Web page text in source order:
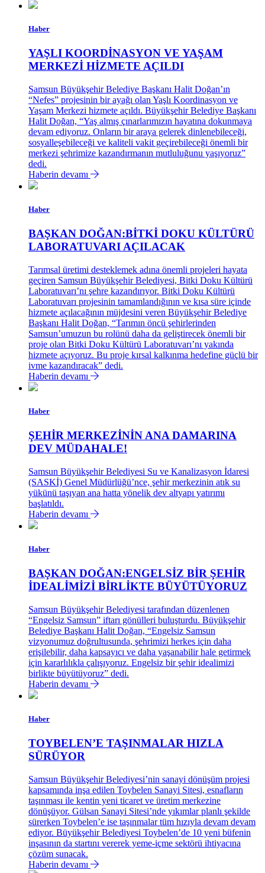
Haber
YAŞLI KOORDİNASYON VE YAŞAM
MERKEZİ HİZMETE AÇILDI
Samsun Büyükşehir Belediye Başkanı Halit Doğan’ın
“Nefes” projesinin bir ayağı olan Yaşlı Koordinasyon ve
Yaşam Merkezi hizmete açıldı. Büyükşehir Belediye Başkanı
Halit Doğan, “Yaş almış çınarlarımızın hayatına dokunmaya
devam ediyoruz. Onların bir araya gelerek dinlenebileceği,
sosyalleşebileceği ve kaliteli vakit geçirebileceği önemli bir
merkezi şehrimize kazandırmanın mutluluğunu yaşıyoruz”
dedi.
Haberin devamı
Haber
BAŞKAN DOĞAN:BİTKİ DOKU KÜLTÜRÜ
LABORATUVARI AÇILACAK
Tarımsal üretimi desteklemek adına önemli projeleri hayata
geçiren Samsun Büyükşehir Belediyesi, Bitki Doku Kültürü
Laboratuvarı’nı şehre kazandırıyor. Bitki Doku Kültürü
Laboratuvarı projesinin tamamlandığının ve kısa süre içinde
hizmete açılacağının müjdesini veren Büyükşehir Belediye
Başkanı Halit Doğan, “Tarımın öncü şehirlerinden
Samsun’umuzun bu rolünü daha da geliştirecek önemli bir
proje olan Bitki Doku Kültürü Laboratuvarı’nı yakında
hizmete açıyoruz. Bu proje kırsal kalkınma hedefine güçlü bir
ivme kazandıracak” dedi.
Haberin devamı
Haber
ŞEHİR MERKEZİNİN ANA DAMARINA
DEV MÜDAHALE!
Samsun Büyükşehir Belediyesi Su ve Kanalizasyon İdaresi
(SASKİ) Genel Müdürlüğü’nce, şehir merkezinin atık su
yükünü taşıyan ana hatta yönelik dev altyapı yatırımı
başlatıldı.
Haberin devamı
Haber
BAŞKAN DOĞAN:ENGELSİZ BİR ŞEHİR
İDEALİMİZİ BİRLİKTE BÜYÜTÜYORUZ
Samsun Büyükşehir Belediyesi tarafından düzenlenen
“Engelsiz Samsun” iftarı gönülleri buluşturdu. Büyükşehir
Belediye Başkanı Halit Doğan, “Engelsiz Samsun
vizyonumuz doğrultusunda, şehrimizi herkes için daha
erişilebilir, daha kapsayıcı ve daha yaşanabilir hale getirmek
için kararlılıkla çalışıyoruz. Engelsiz bir şehir idealimizi
birlikte büyütüyoruz” dedi.
Haberin devamı
Haber
TOYBELEN’E TAŞINMALAR HIZLA
SÜRÜYOR
Samsun Büyükşehir Belediyesi’nin sanayi dönüşüm projesi
kapsamında inşa edilen Toybelen Sanayi Sitesi, esnafların
taşınması ile kentin yeni ticaret ve üretim merkezine
dönüşüyor. Gülsan Sanayi Sitesi’nde yıkımlar planlı şekilde
sürerken Toybelen’e ise taşınmalar tüm hızıyla devam devam
ediyor. Büyükşehir Belediyesi Toybelen’de 10 yeni büfenin
inşasının da startını vererek yeme-içme sektörü ihtiyacına
çözüm sunacak.
Haberin devamı